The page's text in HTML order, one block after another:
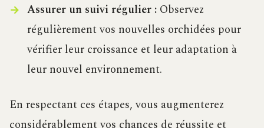
Assurer un suivi régulier :Observez
régulièrement vos nouvelles orchidées pour
vérifier leur croissance et leur adaptation à
leur nouvel environnement.
En respectant ces étapes, vous augmenterez